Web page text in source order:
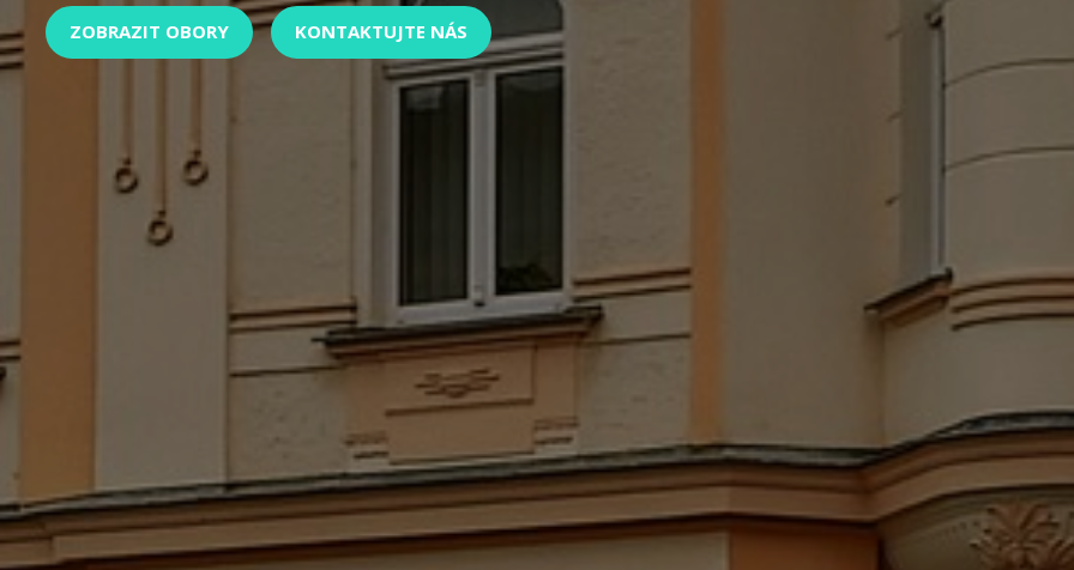
ZOBRAZIT OBORY KONTAKTUJTE NÁS